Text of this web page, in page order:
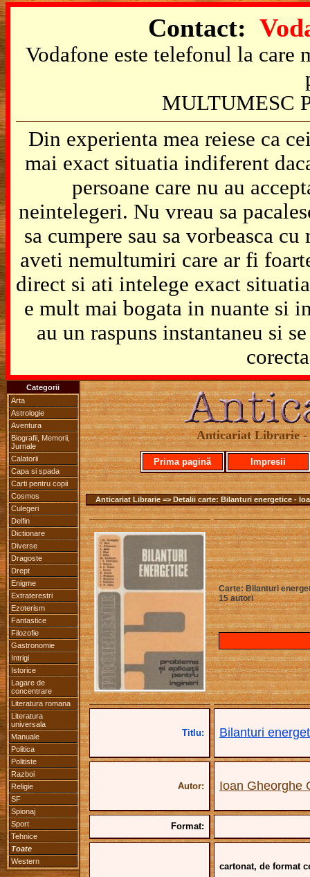
Contact:
Vodafone este telefonul la
MULTUMESC
Din experienta mea reiese ca
mai exact situatia indiferent
persoane care nu au
neintelegeri. Nu vreau sa
sa cumpere sau sa vorbeasca
aveti nemultumiri care ar fi
direct si ati intelege exact
e mult mai bogata in nuante si
au un raspuns instantaneu si
Categorii
Arta
Astrologie
Aventura
Biografii, Memorii,
Jurnale
Calatorii
Capa si spada
Carti pentru copii
Cosmos
Culegeri
Delfin
Dictionare
Diverse
Dragoste
Drept
Enigme
Extraterestri
Ezoterism
Fantastice
Filozofie
Gastronomie
Intrigi
Istorice
Lagare de
concentrare
Literatura romana
Literatura
universala
Manuale
Politica
Politiste
Razboi
Religie
SF
Spionaj
Sport
Tehnice
Toate
Western
Anticariat Librarie -
Prima pagină Impresii
Anticariat Librarie => Detalii carte: Bilanturi energetice -
Carte: Bilanturi
15 autori
Titlu: Bilanturi
Autor: Ioan Gheorghe
Format:
cartonat, de format